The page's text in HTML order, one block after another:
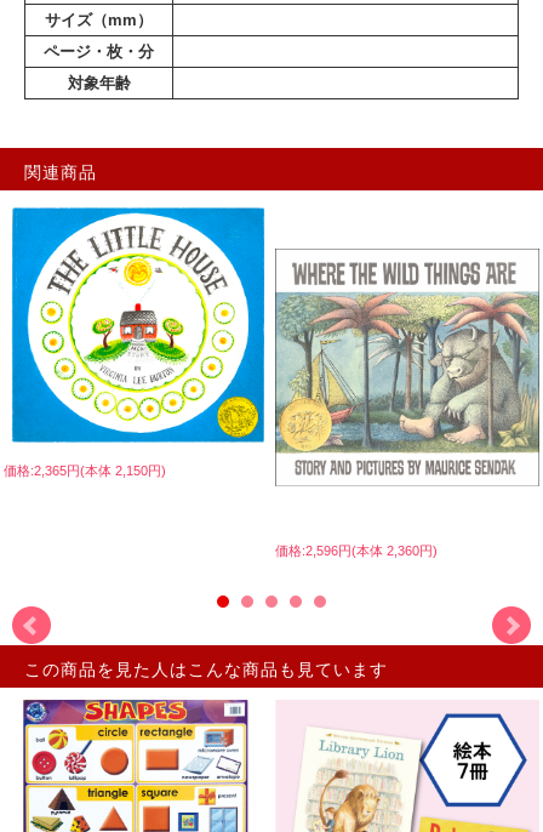
サイズ（mm）
ページ・枚・分
対象年齢
関連商品
価格:2,365円(本体 2,150円)
価格:2,596円(本体 2,360円)
この商品を見た人はこんな商品も見ています